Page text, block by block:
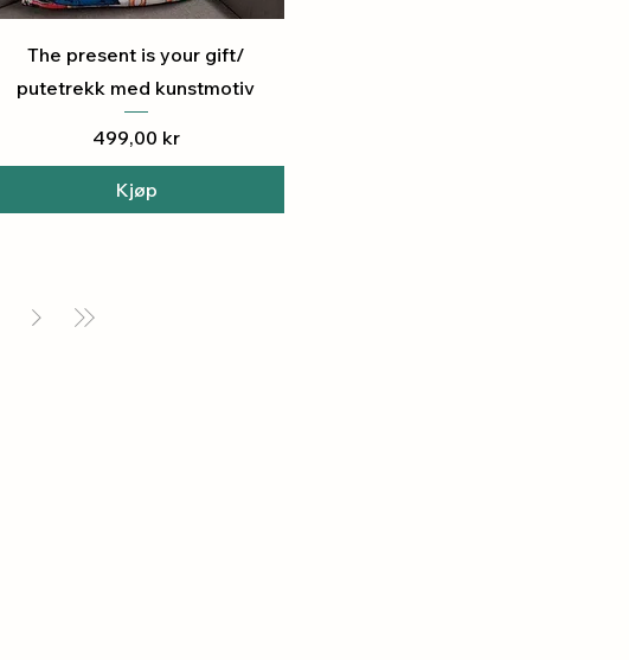
Hurtigvisning
The present is your gift/
putetrekk med kunstmotiv
Pris
499,00 kr
Kjøp